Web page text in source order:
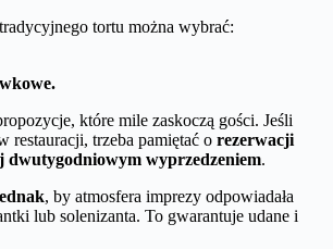
tortu można wybrać:
które mile zaskoczą gości. Jeśli
restauracji, trzeba pamiętać o rezerwacji
dwutygodniowym wyprzedzeniem.
, by atmosfera imprezy odpowiadała
lub solenizanta. To gwarantuje udane i